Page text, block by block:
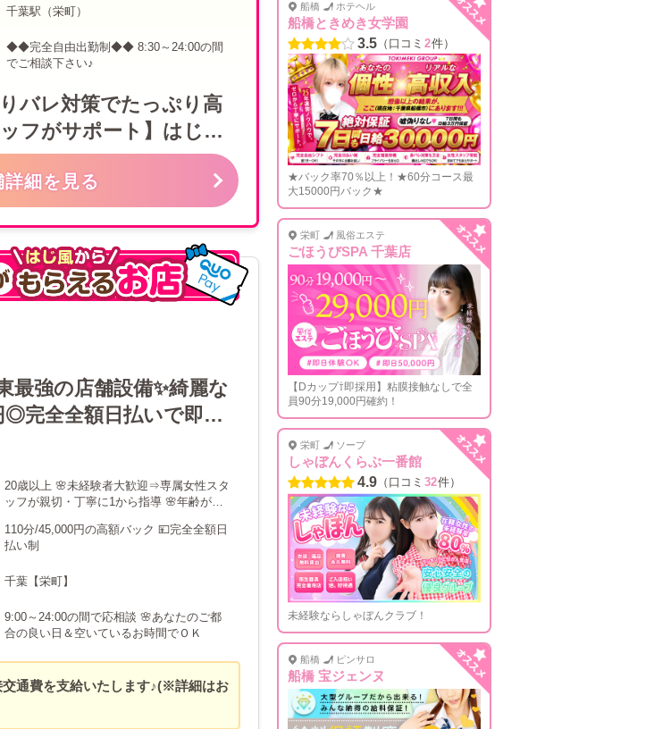
千葉駅（栄町）
◆◆完全自由出勤制◆◆ 8:30～24:00の間
でご相談下さい♪
バレ対策でたっぷり高
フがサポート】はじめ
と提携で体も心も健康に
詳細を見る
最強の店舗設備✨綺麗な
◎完全全額日払いで即高
！ペナルティや罰則なし
20歳以上 🌸未経験者大歓迎⇒専属女性スタ
ッフが親切・丁寧に1から指導 🌸年齢が心
110分/45,000円の高額バック 💴完全全額日
払い制
千葉【栄町】
9:00～24:00の間で応相談 🌸あなたのご都
合の良い日＆空いているお時間でＯＫ
交通費を支給いたします♪(※詳細はお
船橋 ホテヘル
船橋ときめき女学園
3.5 （口コミ 2件）
★バック率70％以上！★60分コース最
大15000円バック★
栄町 風俗エステ
ごほうびSPA 千葉店
【Dカップ⇧即採用】粘膜接触なしで全
員90分19,000円確約！
栄町 ソープ
しゃぼんくらぶ一番館
4.9 （口コミ 32件）
未経験ならしゃぼんクラブ！
船橋 ピンサロ
船橋 宝ジェンヌ